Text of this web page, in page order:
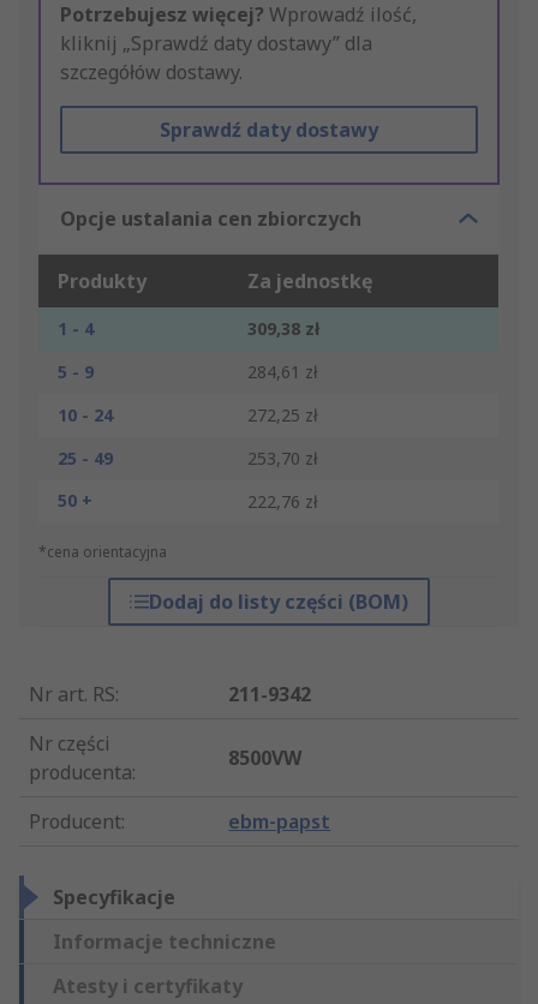
Potrzebujesz więcej? Wprowadź ilość,
kliknij „Sprawdź daty dostawy” dla
szczegółów dostawy.
Sprawdź daty dostawy
Opcje ustalania cen zbiorczych
Produkty Za jednostkę
1 - 4
309,38 zł
5 - 9
284,61 zł
10 - 24
272,25 zł
25 - 49
253,70 zł
50 +
222,76 zł
*cena orientacyjna
Dodaj do listy części (BOM)
Nr art. RS:
211-9342
Nr części
producenta:
8500VW
Producent: ebm-papst
Specyfikacje
Informacje techniczne
Atesty i certyfikaty